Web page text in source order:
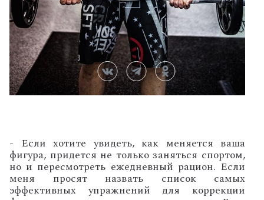
- Если хотите увидеть, как меняется ваша
фигура, придется не только заняться спортом,
но и пересмотреть ежедневный рацион. Если
меня просят назвать список самых
эффективных упражнений для коррекции